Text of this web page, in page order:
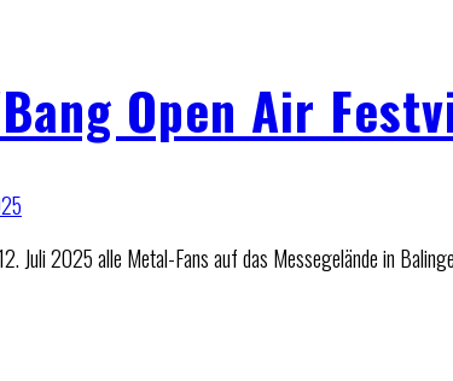
Open Air
Juli 2025 alle Metal-Fans auf das Messegelände in